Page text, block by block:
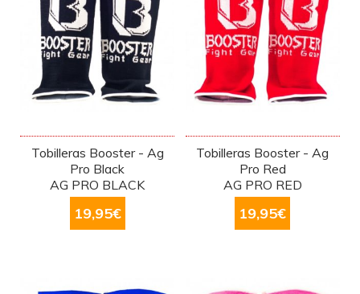
Tobilleras Booster - Ag
Pro Black
AG PRO BLACK
19,95€
Tobilleras Booster - Ag
Pro Red
AG PRO RED
19,95€